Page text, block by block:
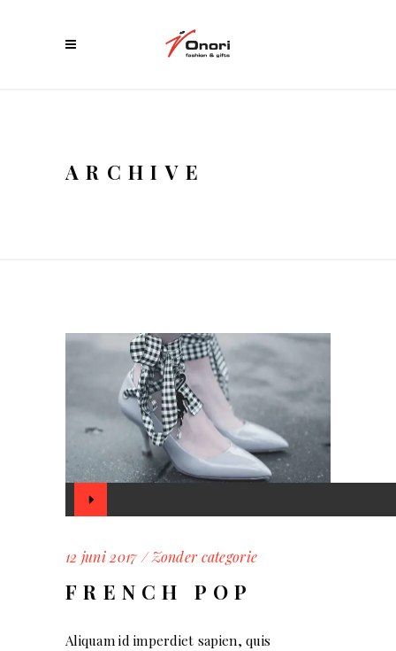
ARCHIVE
Audio
Player
12 juni 2017 Zonder categorie
FRENCH POP
Aliquam id imperdiet sapien, quis